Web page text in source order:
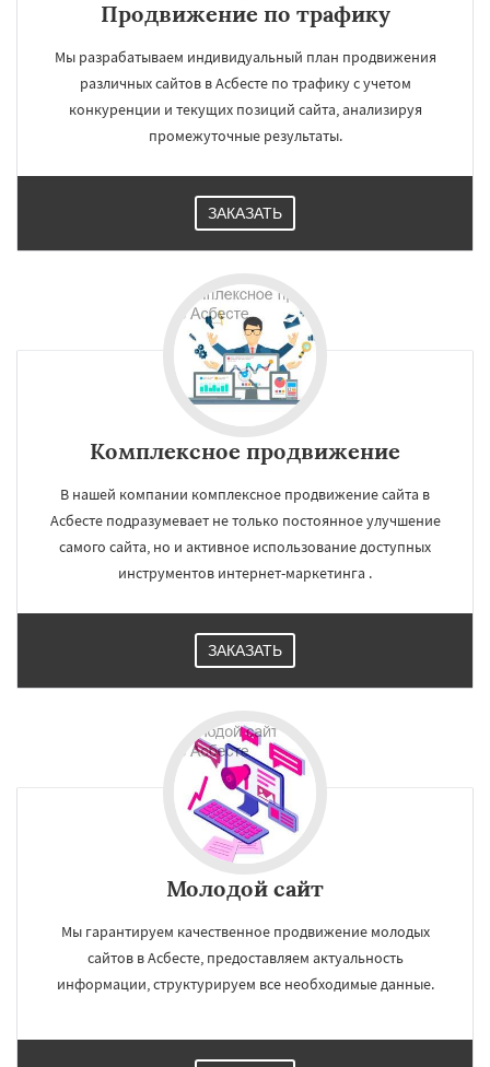
Продвижение по трафику
Мы разрабатываем индивидуальный план продвижения
различных сайтов в Асбесте по трафику с учетом
конкуренции и текущих позиций сайта, анализируя
промежуточные результаты.
ЗАКАЗАТЬ
Комплексное продвижение
В нашей компании комплексное продвижение сайта в
Асбесте подразумевает не только постоянное улучшение
самого сайта, но и активное использование доступных
инструментов интернет-маркетинга .
ЗАКАЗАТЬ
Молодой сайт
Мы гарантируем качественное продвижение молодых
сайтов в Асбесте, предоставляем актуальность
информации, структурируем все необходимые данные.